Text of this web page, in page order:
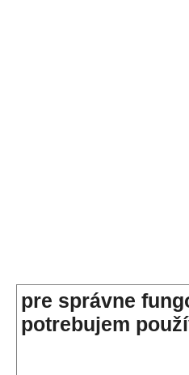
pre správne
potrebujem